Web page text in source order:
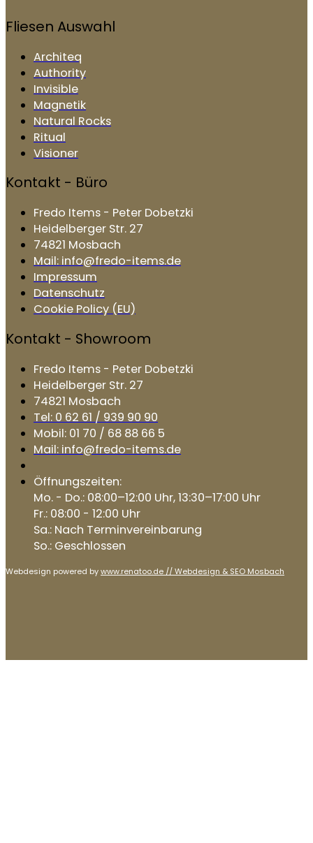
Fliesen Auswahl
Architeq
Authority
Invisible
Magnetik
Natural Rocks
Ritual
Visioner
Kontakt - Büro
Fredo Items - Peter Dobetzki
Heidelberger Str. 27
74821 Mosbach
Mail: info@fredo-items.de
Impressum
Datenschutz
Cookie Policy (EU)
Kontakt - Showroom
Fredo Items - Peter Dobetzki
Heidelberger Str. 27
74821 Mosbach
Tel: 0 62 61 / 939 90 90
Mobil: 01 70 / 68 88 66 5
Mail: info@fredo-items.de
Öffnungszeiten:
Mo. - Do.: 08:00–12:00 Uhr, 13:30–17:00 Uhr
Fr.: 08:00 - 12:00 Uhr
Sa.: Nach Terminvereinbarung
So.: Geschlossen
Webdesign powered bywww.renatoo.de // Webdesign & SEO Mosbach